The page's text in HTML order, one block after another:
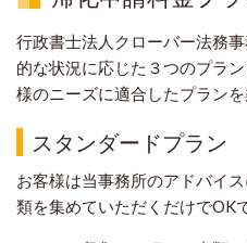
行政書士法人クローバー法務
的な状況に応じた３つのプラ
様のニーズに適合したプラン
スタンダードプラン
お客様は当事務所のアドバイ
類を集めていただくだけでOK